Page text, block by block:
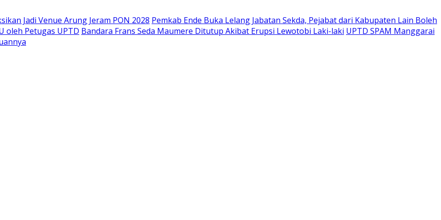
Jadi Venue Arung Jeram PON 2028 Pemkab Ende Buka Lelang Jabatan Sekda, Pejabat dari Kabupaten Lain Boleh
oleh Petugas UPTD Bandara Frans Seda Maumere Ditutup Akibat Erupsi Lewotobi Laki-laki UPTD SPAM Manggarai